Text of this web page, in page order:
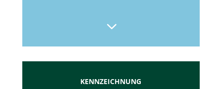
3
KENN­ZEICH­NUNG